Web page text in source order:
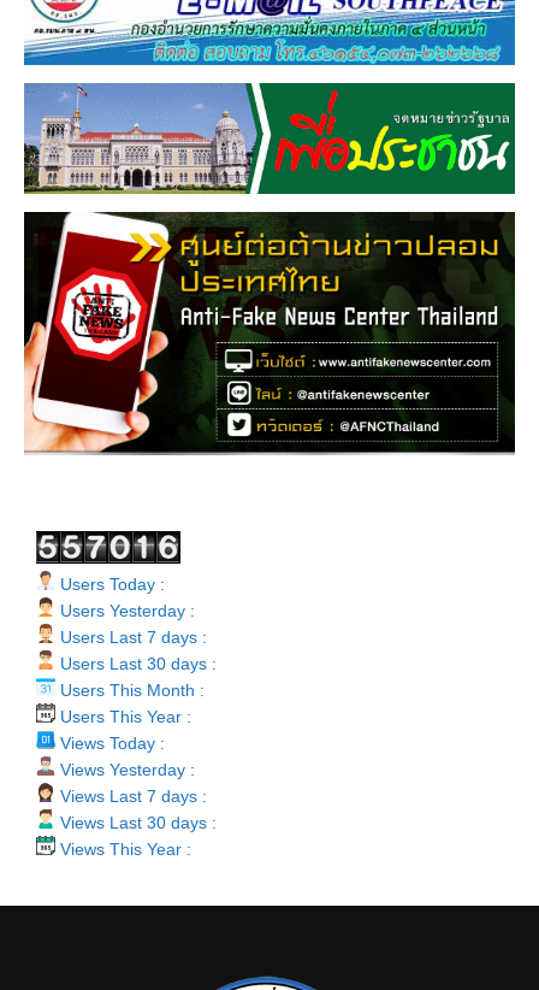
Users Today :
Users Yesterday :
Users Last 7 days :
Users Last 30 days :
Users This Month :
Users This Year :
Views Today :
Views Yesterday :
Views Last 7 days :
Views Last 30 days :
Views This Year :